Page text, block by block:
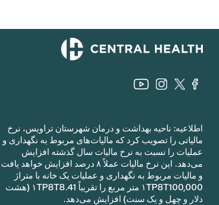
اطلاعیه: ناحیه بهداشت و درمان شهرستان تراویس، نرخ
مالیاتی را تصویب کرد که مالیات‌های مربوط به نگهداری و
عملیات را نسبت به نرخ مالیات سال گذشته افزایش
می‌دهد. این نرخ مالیات عملاً ۸ درصد افزایش خواهد یافت
و مالیات مربوط به نگهداری و عملیات یک خانه با متراژ
۱TP8T100,000 متر مربع را تقریباً ۱TP8T8.41 (هشت
دلار و چهل و یک سنت) افزایش می‌دهد.